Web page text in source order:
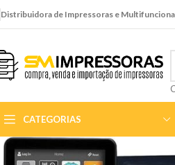
Distribuidora de Impressoras e
CATEGORIAS